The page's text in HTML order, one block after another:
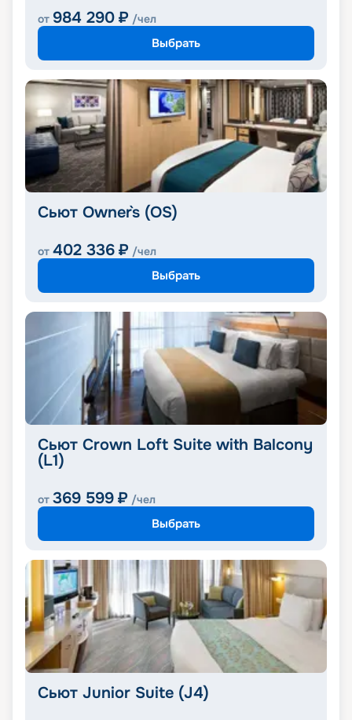
от 984 290 ₽ /чел
Выбрать
Сьют Owner`s (OS)
от 402 336 ₽ /чел
Выбрать
Сьют Crown Loft Suite with Balcony
(L1)
от 369 599 ₽ /чел
Выбрать
Сьют Junior Suite (J4)